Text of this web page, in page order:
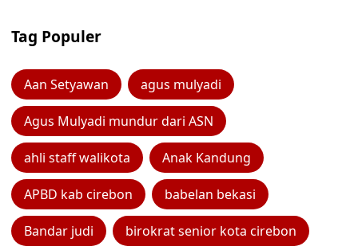
Tag Populer
Aan Setyawan agus mulyadi
Agus Mulyadi mundur dari ASN
ahli staff walikota Anak Kandung
APBD kab cirebon babelan bekasi
Bandar judi birokrat senior kota cirebon